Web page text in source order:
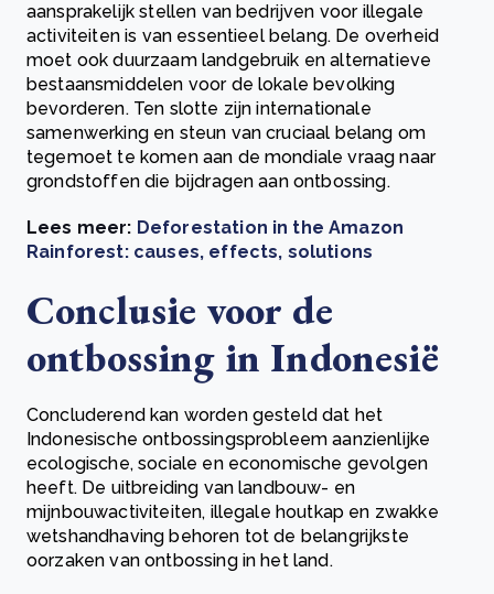
aansprakelijk stellen van bedrijven voor illegale
activiteiten is van essentieel belang. De overheid
moet ook duurzaam landgebruik en alternatieve
bestaansmiddelen voor de lokale bevolking
bevorderen. Ten slotte zijn internationale
samenwerking en steun van cruciaal belang om
tegemoet te komen aan de mondiale vraag naar
grondstoffen die bijdragen aan ontbossing.
Lees meer: Deforestation in the Amazon
Rainforest: causes, effects, solutions
Conclusie voor de
ontbossing in Indonesië
Concluderend kan worden gesteld dat het
Indonesische ontbossingsprobleem aanzienlijke
ecologische, sociale en economische gevolgen
heeft. De uitbreiding van landbouw- en
mijnbouwactiviteiten, illegale houtkap en zwakke
wetshandhaving behoren tot de belangrijkste
oorzaken van ontbossing in het land.